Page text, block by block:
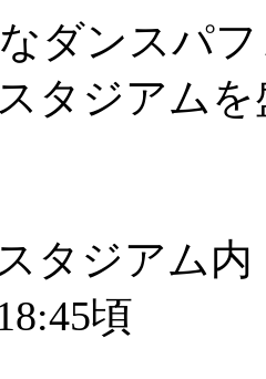
ダンスパ
タジアム
スタジアム
頃